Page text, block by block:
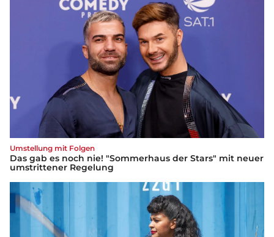
Umstellung mit Folgen
Das gab es noch nie! "Sommerhaus der Stars" mit neuer
umstrittener Regelung